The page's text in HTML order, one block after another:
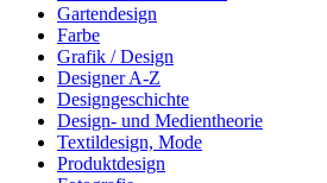
Gartendesign
Farbe
Grafik / Design
Designer A-Z
Designgeschichte
Design- und Medientheorie
Textildesign, Mode
Produktdesign